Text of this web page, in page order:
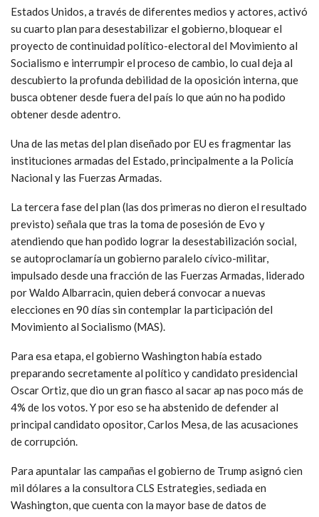
Estados Unidos, a través de diferentes medios y actores, activó
su cuarto plan para desestabilizar el gobierno, bloquear el
proyecto de continuidad político-electoral del Movimiento al
Socialismo e interrumpir el proceso de cambio, lo cual deja al
descubierto la profunda debilidad de la oposición interna, que
busca obtener desde fuera del país lo que aún no ha podido
obtener desde adentro.
Una de las metas del plan diseñado por EU es fragmentar las
instituciones armadas del Estado, principalmente a la Policía
Nacional y las Fuerzas Armadas.
La tercera fase del plan (las dos primeras no dieron el resultado
previsto) señala que tras la toma de posesión de Evo y
atendiendo que han podido lograr la desestabilización social,
se autoproclamaría un gobierno paralelo cívico-militar,
impulsado desde una fracción de las Fuerzas Armadas, liderado
por Waldo Albarracin, quien deberá convocar a nuevas
elecciones en 90 días sin contemplar la participación del
Movimiento al Socialismo (MAS).
Para esa etapa, el gobierno Washington había estado
preparando secretamente al político y candidato presidencial
Oscar Ortiz, que dio un gran fiasco al sacar ap nas poco más de
4% de los votos. Y por eso se ha abstenido de defender al
principal candidato opositor, Carlos Mesa, de las acusaciones
de corrupción.
Para apuntalar las campañas el gobierno de Trump asignó cien
mil dólares a la consultora CLS Estrategies, sediada en
Washington, que cuenta con la mayor base de datos de